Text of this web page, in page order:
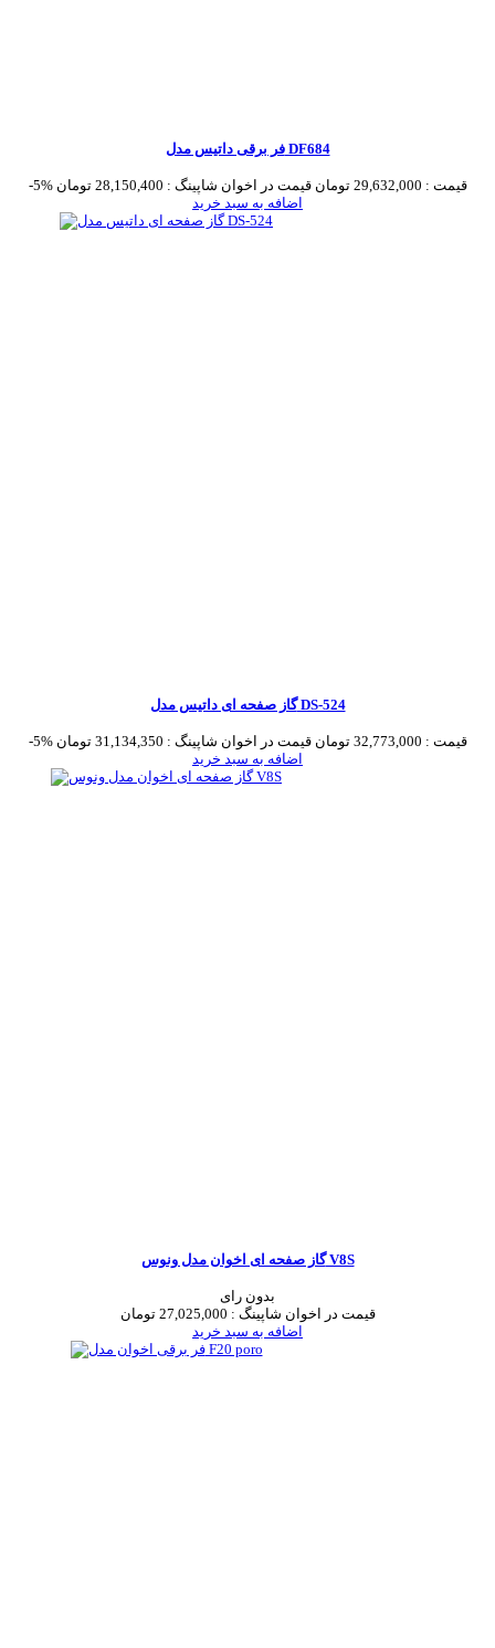
فر برقی داتیس مدل DF684
-5% قیمت : 29,632,000 تومان قیمت در اخوان شاپینگ : 28,150,400 تومان
اضافه به سبد خرید
گاز صفحه ای داتیس مدل DS-524
-5% قیمت : 32,773,000 تومان قیمت در اخوان شاپینگ : 31,134,350 تومان
اضافه به سبد خرید
گاز صفحه ای اخوان مدل ونوس V8S
بدون رای
قیمت در اخوان شاپینگ : 27,025,000 تومان
اضافه به سبد خرید